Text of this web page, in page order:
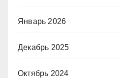
Январь 2026
Декабрь 2025
Октябрь 2024